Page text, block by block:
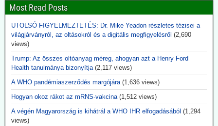
az oltóanyag-fejlesztések területén. Evvel egyidejűleg az alapítvány
növelte részesedését a Curevac és Biontech oltóanyaggyártó
cégekben.
2026.06.14. uncutnews.ch: Tulsi Gabbard, USA
Nemzeti Titkosszolgálat (ODNI) igazgató: 40
titkos virológia laboratórium Ukrajnában
Az Egyesült Államok világszerte több mint 120 laboratóriumot
támogatott több mint 30 országban – köztük több mint 40
intézményt Ukrajnában. A nyilvánosságra hozott dokumentumokból
az is kiderül, hogy ezek a laboratóriumok rendkívül veszélyes
kórokozókkal dolgoztak, és az Egyesült Államok biológiai
biztonsági feltételek mellett végzett tevékenységekre képezte ki az
Most Read Posts
UTOLSÓ FIGYELMEZTETÉS: Dr. Mike Yeadon részletes tézisei a
világjárványról, az oltásokról és a digitális megfigyelésről (2,690
views)
Trump: Az összes oltóanyag méreg, ahogyan azt a Henry Ford
Health tanulmánya bizonyítja (2,117 views)
A WHO pandémiaszerződés margójára (1,636 views)
Hogyan okoz rákot az mRNS-vakcina (1,512 views)
A végén Magyarország is kihátrál a WHO IHR elfogadásából (1,294
views)